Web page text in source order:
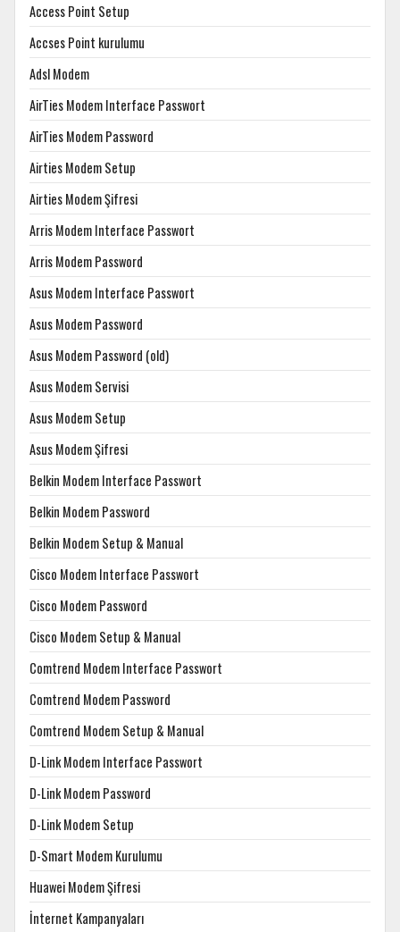
Access Point Setup
Accses Point kurulumu
Adsl Modem
AirTies Modem Interface Passwort
AirTies Modem Password
Airties Modem Setup
Airties Modem Şifresi
Arris Modem Interface Passwort
Arris Modem Password
Asus Modem Interface Passwort
Asus Modem Password
Asus Modem Password (old)
Asus Modem Servisi
Asus Modem Setup
Asus Modem Şifresi
Belkin Modem Interface Passwort
Belkin Modem Password
Belkin Modem Setup & Manual
Cisco Modem Interface Passwort
Cisco Modem Password
Cisco Modem Setup & Manual
Comtrend Modem Interface Passwort
Comtrend Modem Password
Comtrend Modem Setup & Manual
D-Link Modem Interface Passwort
D-Link Modem Password
D-Link Modem Setup
D-Smart Modem Kurulumu
Huawei Modem Şifresi
İnternet Kampanyaları